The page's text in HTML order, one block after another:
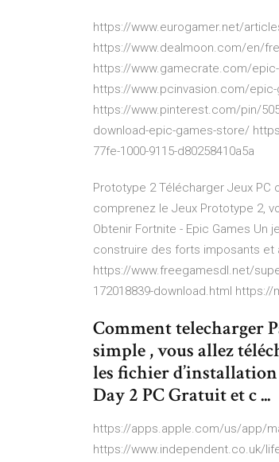
https://www.eurogamer.net/
https://www.dealmoon.com/en/
https://www.gamecrate.com/
https://www.pcinvasion.com/
https://www.pinterest.com/pin/
download-epic-games-store/
77fe-1000-9115-d80258410a5a
Prototype 2 Télécharger Jeux PC
comprenez le Jeux Prototype 2,
Obtenir Fortnite - Epic Games
construire des forts imposants et
https://www.freegamesdl.net/
172018839-download.html
Comment telecharger
simple , vous allez
les fichier d’installation
Day 2 PC Gratuit et c ...
https://apps.apple.com/us/app/
https://www.independent.co.uk/